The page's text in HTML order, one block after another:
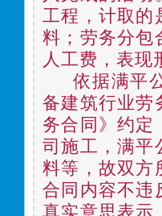
工程，计取的
料；劳务分包
人工费，表现
依据满平
备建筑行业劳
务合同》约定
司施工，满平
料等，故双方
合同内容不违
真实意思表示